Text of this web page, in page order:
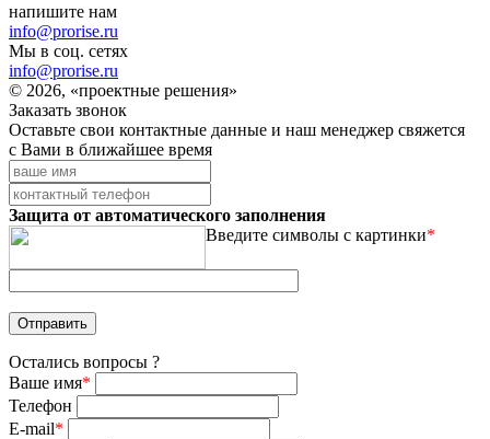
напишите нам
info@prorise.ru
Мы в соц. сетях
info@prorise.ru
© 2026, «проектные решения»
Заказать звонок
Оставьте свои контактные данные и наш менеджер свяжется
с Вами в ближайшее время
Защита от автоматического заполнения
Введите символы с картинки*
Остались вопросы ?
Ваше имя*
Телефон
E-mail*